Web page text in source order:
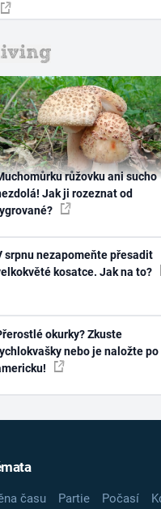
růžovku ani sucho
Jak ji rozeznat od
srpnu nezapomeňte přesadit
kosatce. Jak na to?
okurky? Zkuste
nebo je naložte po
času Partie Počasí